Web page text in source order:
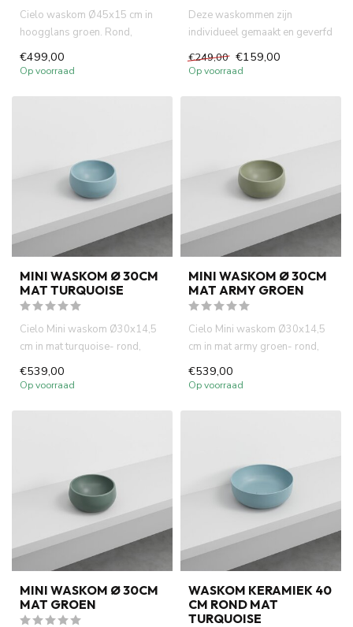
Cielo waskom Ø45x15 cm in
hoogglans groen. Rond,
modern design van Italiaanse
to...
€499,00
Op voorraad
Deze waskommen zijn
individueel gemaakt en geverfd
met natuurlijke verf. Dit zor...
€249,00 €159,00
Op voorraad
MINI WASKOM Ø 30CM
MAT TURQUOISE
Cielo Mini waskom Ø30x14,5
cm in mat turquoise- rond,
compact en modern. Perfect...
€539,00
Op voorraad
MINI WASKOM Ø 30CM
MAT ARMY GROEN
Cielo Mini waskom Ø30x14,5
cm in mat army groen- rond,
compact en modern. Perfec...
€539,00
Op voorraad
MINI WASKOM Ø 30CM
MAT GROEN
WASKOM KERAMIEK 40
CM ROND MAT
TURQUOISE